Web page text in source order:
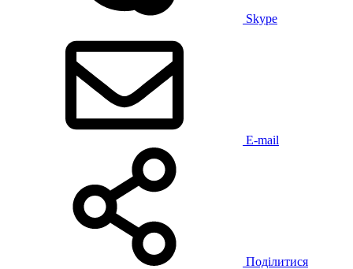
Skype
E-mail
Поділитися